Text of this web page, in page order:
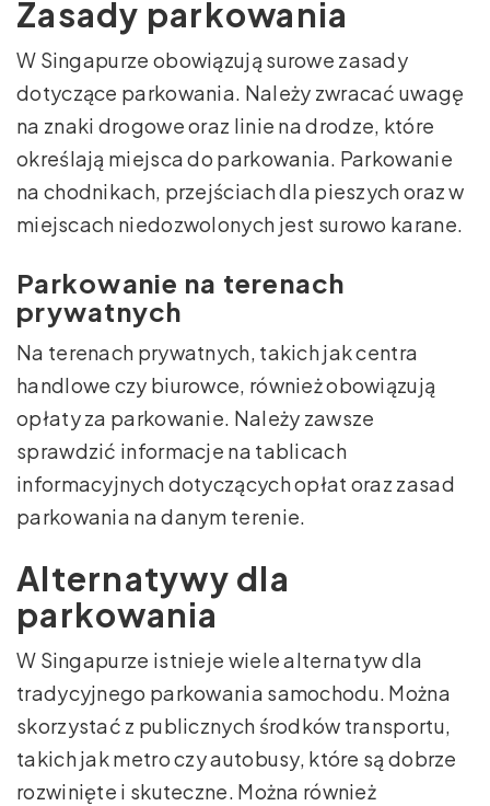
Zasady parkowania
W Singapurze obowiązują surowe zasady
dotyczące parkowania. Należy zwracać uwagę
na znaki drogowe oraz linie na drodze, które
określają miejsca do parkowania. Parkowanie
na chodnikach, przejściach dla pieszych oraz w
miejscach niedozwolonych jest surowo karane.
Parkowanie na terenach
prywatnych
Na terenach prywatnych, takich jak centra
handlowe czy biurowce, również obowiązują
opłaty za parkowanie. Należy zawsze
sprawdzić informacje na tablicach
informacyjnych dotyczących opłat oraz zasad
parkowania na danym terenie.
Alternatywy dla
parkowania
W Singapurze istnieje wiele alternatyw dla
tradycyjnego parkowania samochodu. Można
skorzystać z publicznych środków transportu,
takich jak metro czy autobusy, które są dobrze
rozwinięte i skuteczne. Można również